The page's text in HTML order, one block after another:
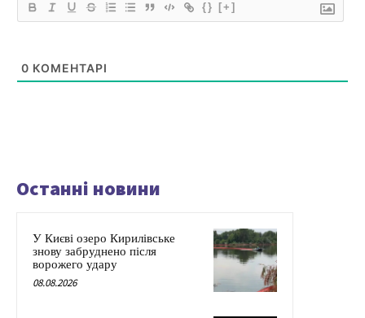
{} [+]
0 КОМЕНТАРІ
Останні новини
У Києві озеро Кирилівське
знову забруднено після
ворожего удару
08.08.2026